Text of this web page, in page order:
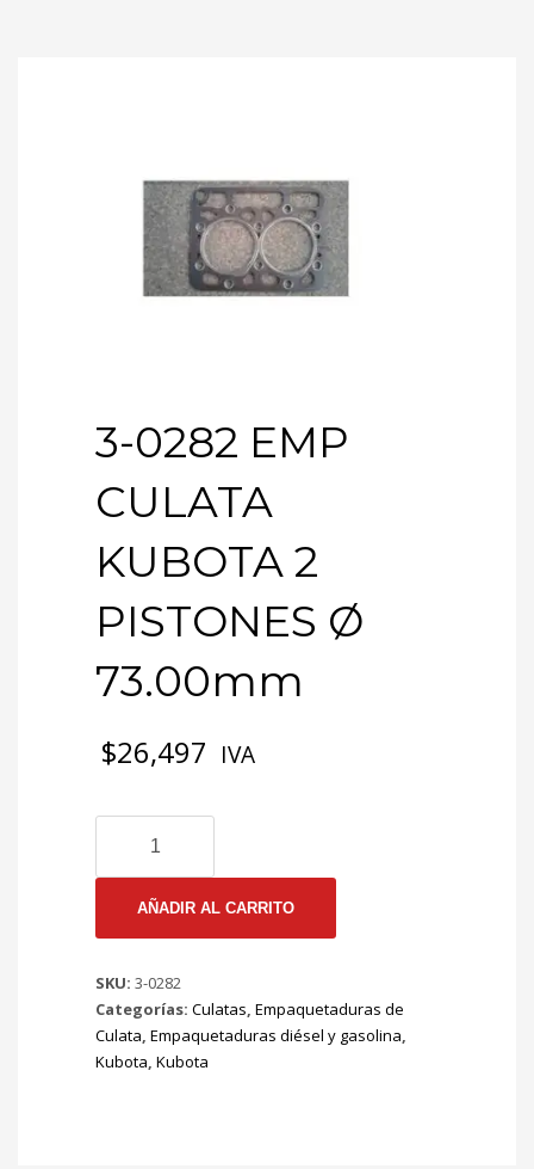
3-0282 EMP
CULATA
KUBOTA 2
PISTONES Ø
73.00mm
$26,497 IVA
EMP
CULATA
KUBOTA
PISTONES
Ø
73.00mm
cantidad
AÑADIR AL CARRITO
SKU: 3-0282
Categorías: Culatas, Empaquetaduras de
Culata, Empaquetaduras diésel y gasolina,
Kubota, Kubota